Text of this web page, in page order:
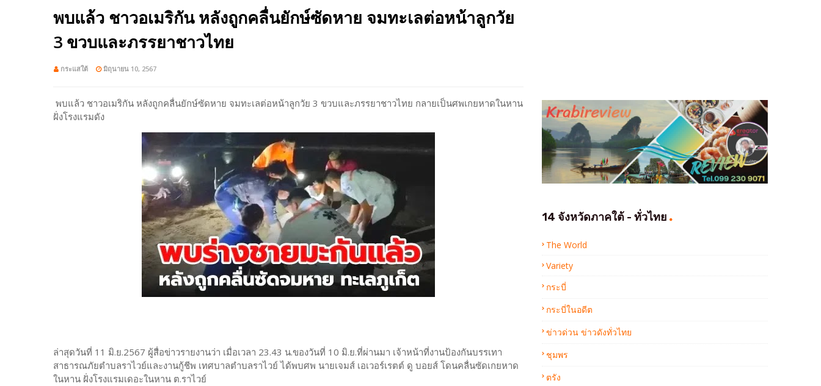
พบแล้ว ชาวอเมริกัน หลังถูกคลื่นยักษ์ซัดหาย จมทะเลต่อหน้าลูกวัย
3 ขวบและภรรยาชาวไทย
กระแสใต้ มิถุนายน 10, 2567
พบแล้ว ชาวอเมริกัน หลังถูกคลื่นยักษ์ซัดหาย จมทะเลต่อหน้าลูกวัย 3 ขวบและภรรยาชาวไทย กลายเป็นศพเกยหาดในหาน
ฝั่งโรงแรมดัง
ล่าสุดวันที่ 11 มิ.ย.2567 ผู้สื่อข่าวรายงานว่า เมื่อเวลา 23.43 น.ของวันที่ 10 มิ.ย.ที่ผ่านมา เจ้าหน้าที่งานป้องกันบรรเทา
สาธารณภัยตำบลราไวย์และงานกู้ชีพ เทศบาลตำบลราไวย์ ได้พบศพ นายเจมส์ เอเวอร์เรตต์ ดู บอยส์ โดนคลื่นซัดเกยหาด
ในหาน ฝั่งโรงแรมเดอะในหาน ต.ราไวย์
14 จังหวัดภาคใต้ - ทั่วไทย
The World
Variety
กระบี่
กระบี่ในอดีต
ข่าวด่วน ข่าวดังทั่วไทย
ชุมพร
ตรัง